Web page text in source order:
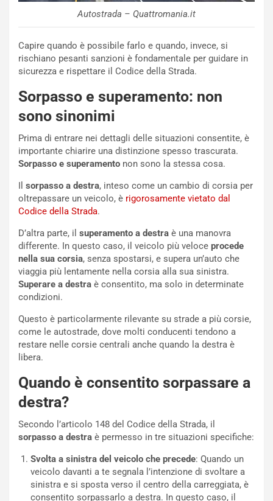
Autostrada – Quattromania.it
Capire quando è possibile farlo e quando, invece, si
rischiano pesanti sanzioni è fondamentale per guidare in
sicurezza e rispettare il Codice della Strada.
Sorpasso e superamento: non
sono sinonimi
Prima di entrare nei dettagli delle situazioni consentite, è
importante chiarire una distinzione spesso trascurata.
Sorpasso e superamento non sono la stessa cosa.
sorpasso a destra, inteso come un cambio di corsia per
oltrepassare un veicolo, è rigorosamente vietato dal
Codice della Strada.
D’altra parte, il superamento a destra è una manovra
differente. In questo caso, il veicolo più veloce procede
nella sua corsia, senza spostarsi, e supera un’auto che
viaggia più lentamente nella corsia alla sua sinistra.
Superare a destra è consentito, ma solo in determinate
condizioni.
Questo è particolarmente rilevante su strade a più corsie,
come le autostrade, dove molti conducenti tendono a
restare nelle corsie centrali anche quando la destra è
libera.
Quando è consentito sorpassare a
destra?
Secondo l’articolo 148 del Codice della Strada, il
sorpasso a destra è permesso in tre situazioni specifiche:
Svolta a sinistra del veicolo che precede: Quando un
veicolo davanti a te segnala l’intenzione di svoltare a
sinistra e si sposta verso il centro della carreggiata, è
consentito sorpassarlo a destra. In questo caso, il
NOTIZIE
N
s
a
Q
s
q
a